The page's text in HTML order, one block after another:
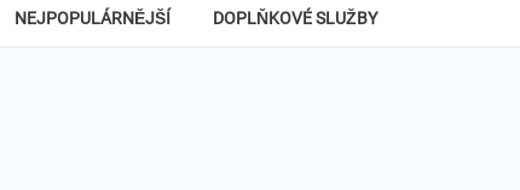
NEJPOPULÁRNĚJŠÍ DOPLŇKOVÉ SLUŽBY